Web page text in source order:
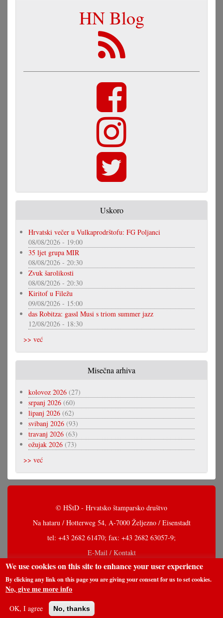
HN Blog
Uskoro
Hrvatski večer u Vulkaprodrštofu: FG Poljanci
08/08/2026 - 19:00
35 ljet grupa MIR
08/08/2026 - 20:30
Zvuk šarolikosti
08/08/2026 - 20:30
Kiritof u Filežu
09/08/2026 - 15:00
das Robitza: gassl Musi s triom summer jazz
12/08/2026 - 18:30
>> već
Misečna arhiva
kolovoz 2026 (27)
srpanj 2026 (60)
lipanj 2026 (62)
svibanj 2026 (93)
travanj 2026 (63)
ožujak 2026 (73)
>> već
© HŠtD - Hrvatsko štamparsko društvo
Na hataru / Hotterweg 54, A-7000 Željezno / Eisenstadt
tel: +43 2682 61470; fax: +43 2682 63057-9;
E-Mail / Kontakt
We use cookies on this site to enhance your user experience
By clicking any link on this page you are giving your consent for us to set cookies.
No, give me more info
OK, I agree No, thanks